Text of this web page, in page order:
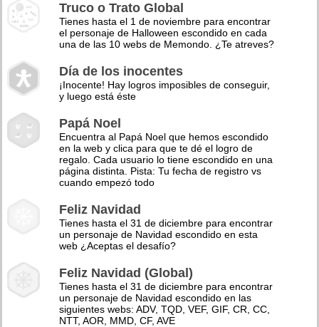
Truco o Trato Global
Tienes hasta el 1 de noviembre para encontrar
el personaje de Halloween escondido en cada
una de las 10 webs de Memondo. ¿Te atreves?
Día de los inocentes
¡Inocente! Hay logros imposibles de conseguir,
y luego está éste
Papá Noel
Encuentra al Papá Noel que hemos escondido
en la web y clica para que te dé el logro de
regalo. Cada usuario lo tiene escondido en una
página distinta. Pista: Tu fecha de registro vs
cuando empezó todo
Feliz Navidad
Tienes hasta el 31 de diciembre para encontrar
un personaje de Navidad escondido en esta
web ¿Aceptas el desafío?
Feliz Navidad (Global)
Tienes hasta el 31 de diciembre para encontrar
un personaje de Navidad escondido en las
siguientes webs: ADV, TQD, VEF, GIF, CR, CC,
NTT, AOR, MMD, CF, AVE